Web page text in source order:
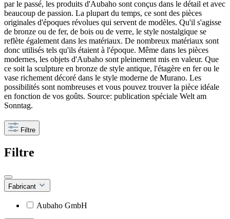
par le passé, les produits d'Aubaho sont conçus dans le détail et avec
beaucoup de passion. La plupart du temps, ce sont des pièces
originales d'époques révolues qui servent de modèles. Qu'il s'agisse
de bronze ou de fer, de bois ou de verre, le style nostalgique se
reflète également dans les matériaux. De nombreux matériaux sont
donc utilisés tels qu'ils étaient à l'époque. Même dans les pièces
modernes, les objets d'Aubaho sont pleinement mis en valeur. Que
ce soit la sculpture en bronze de style antique, l'étagère en fer ou le
vase richement décoré dans le style moderne de Murano. Les
possibilités sont nombreuses et vous pouvez trouver la pièce idéale
en fonction de vos goûts. Source: publication spéciale Welt am
Sonntag.
Filtre
Filtre
Fabricant
Aubaho GmbH